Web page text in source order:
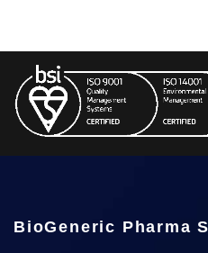
BioGeneric Pharma